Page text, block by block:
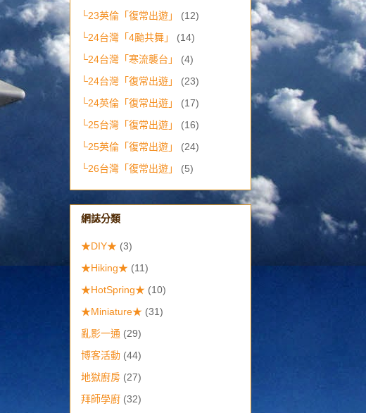
└23英倫「復常出遊」
(12)
└24台灣「4颱共舞」
(14)
└24台灣「寒流襲台」
(4)
└24台灣「復常出遊」
(23)
└24英倫「復常出遊」
(17)
└25台灣「復常出遊」
(16)
└25英倫「復常出遊」
(24)
└26台灣「復常出遊」
(5)
網誌分類
★DIY★ (3)
★Hiking★ (11)
★HotSpring★ (10)
★Miniature★ (31)
亂影一通 (29)
博客活動 (44)
地獄廚房 (27)
拜師學廚 (32)